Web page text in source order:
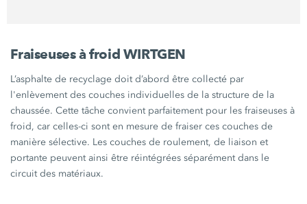
Fraiseuses à froid WIRTGEN
L’asphalte de recyclage doit d’abord être collecté par
l'enlèvement des couches individuelles de la structure de la
chaussée. Cette tâche convient parfaitement pour les fraiseuses à
froid, car celles-ci sont en mesure de fraiser ces couches de
manière sélective. Les couches de roulement, de liaison et
portante peuvent ainsi être réintégrées séparément dans le
circuit des matériaux.